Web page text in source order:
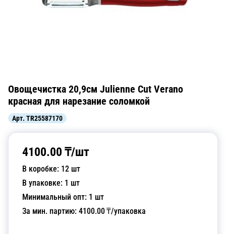
Овощечистка 20,9см Julienne Cut Verano
красная для нарезание соломкой
Арт. TR25587170
4100.00 ₸/шт
В коробке: 12 шт
В упаковке: 1 шт
Минимальный опт: 1 шт
За мин. партию: 4100.00₸/упаковка